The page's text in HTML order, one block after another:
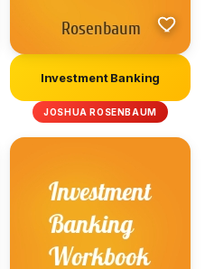
Investment Banking
JOSHUA ROSENBAUM